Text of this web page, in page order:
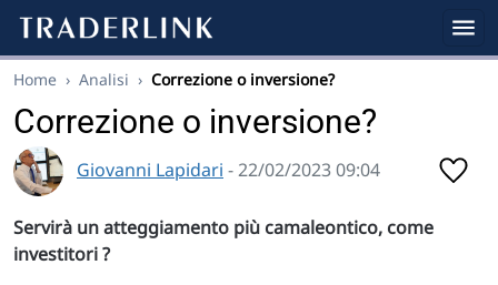
Home › Analisi › Correzione o inversione?
Correzione o inversione?
Giovanni Lapidari - 22/02/2023 09:04
Servirà un atteggiamento più camaleontico, come
investitori ?